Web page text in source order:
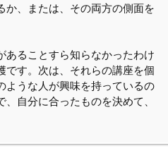
か、または、その両方の側面を
あることすら知らなかったわけ
です。次は、それらの講座を個
ような人が興味を持っているの
自分に合ったものを決めて、